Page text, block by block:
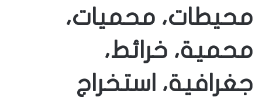
محيطات، محميات،
محمية، خرائط،
جغرافية، استخراج